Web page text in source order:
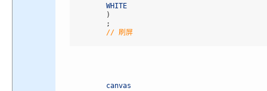
WHITE
)
;
// 刷屏
canvas